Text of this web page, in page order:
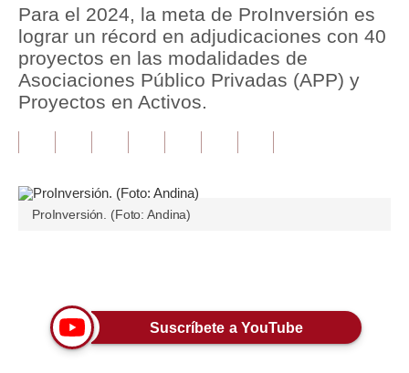
Política
Tu Dinero
Finanzas Personales
Plus G
Opinión
Tendencias
Para el 2024, la meta de ProInversión es
lograr un récord en adjudicaciones con 40
proyectos en las modalidades de
Asociaciones Público Privadas (APP) y
Proyectos en Activos.
ProInversión. (Foto: Andina)
Suscríbete a YouTube